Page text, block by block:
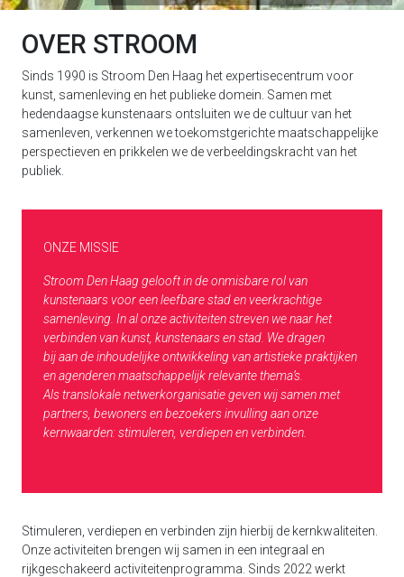
OVER STROOM
Sinds 1990 is Stroom Den Haag het expertisecentrum voor
kunst, samenleving en het publieke domein. Samen met
hedendaagse kunstenaars ontsluiten we de cultuur van het
samenleven, verkennen we toekomstgerichte maatschappelijke
perspectieven en prikkelen we de verbeeldingskracht van het
publiek.
ONZE MISSIE
Stroom Den Haag gelooft in de onmisbare rol van
kunstenaars voor een leefbare stad en veerkrachtige
samenleving. In al onze activiteiten streven we naar het
verbinden van kunst, kunstenaars en stad. We dragen
bij aan de inhoudelijke ontwikkeling van artistieke praktijken
en agenderen maatschappelijk relevante thema’s.
Als translokale netwerkorganisatie geven wij samen met
partners, bewoners en bezoekers invulling aan onze
kernwaarden: stimuleren, verdiepen en verbinden.
Stimuleren, verdiepen en verbinden zijn hierbij de kernkwaliteiten.
Onze activiteiten brengen wij samen in een integraal en
rijkgeschakeerd activiteitenprogramma. Sinds 2022 werkt